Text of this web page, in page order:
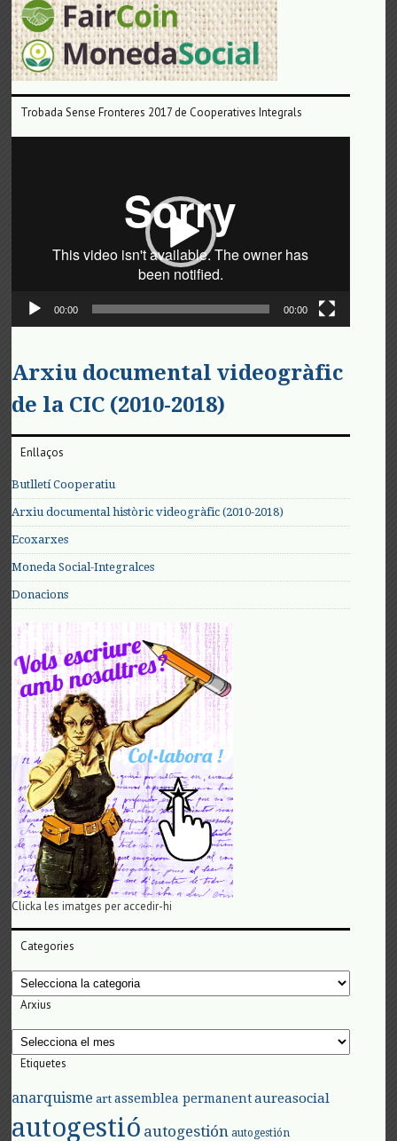
Trobada Sense Fronteres 2017 de Cooperatives Integrals
00:00 00:00
Arxiu documental videogràfic
de la CIC (2010-2018)
Enllaços
Butlletí Cooperatiu
Arxiu documental històric videogràfic (2010-2018)
Ecoxarxes
Moneda Social-Integralces
Donacions
Clicka les imatges per accedir-hi
Categories
Categories
Arxius
Arxius
Etiquetes
anarquisme art assemblea permanent aureasocial
autogestió autogestión autogestión